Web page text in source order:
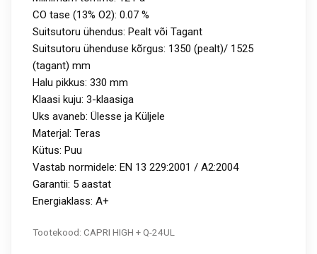
CO tase (13% O2): 0.07 %
Suitsutoru ühendus: Pealt või Tagant
Suitsutoru ühenduse kõrgus: 1350 (pealt)/ 1525
(tagant) mm
Halu pikkus: 330 mm
Klaasi kuju: 3-klaasiga
Uks avaneb: Ülesse ja Küljele
Materjal: Teras
Kütus: Puu
Vastab normidele: EN 13 229:2001 / A2:2004
Garantii: 5 aastat
Energiaklass: A+
Tootekood: CAPRI HIGH + Q-24UL